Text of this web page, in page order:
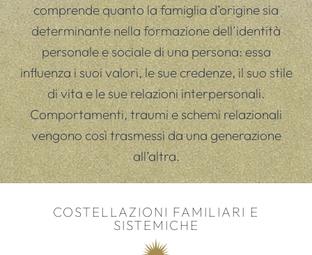
comprende quanto la famiglia d’origine sia
determinante nella formazione dell’identità
personale e sociale di una persona: essa
influenza i suoi valori, le sue credenze, il suo stile
di vita e le sue relazioni interpersonali.
Comportamenti, traumi e schemi relazionali
vengono così trasmessi da una generazione
all’altra.
COSTELLAZIONI FAMILIARI E
SISTEMICHE